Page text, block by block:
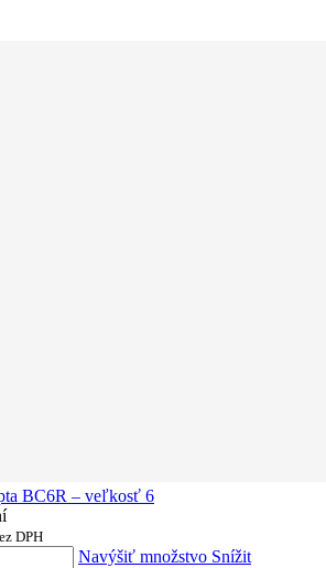
BC6R – veľkosť 6
DPH
Navýšiť množstvo Snížit